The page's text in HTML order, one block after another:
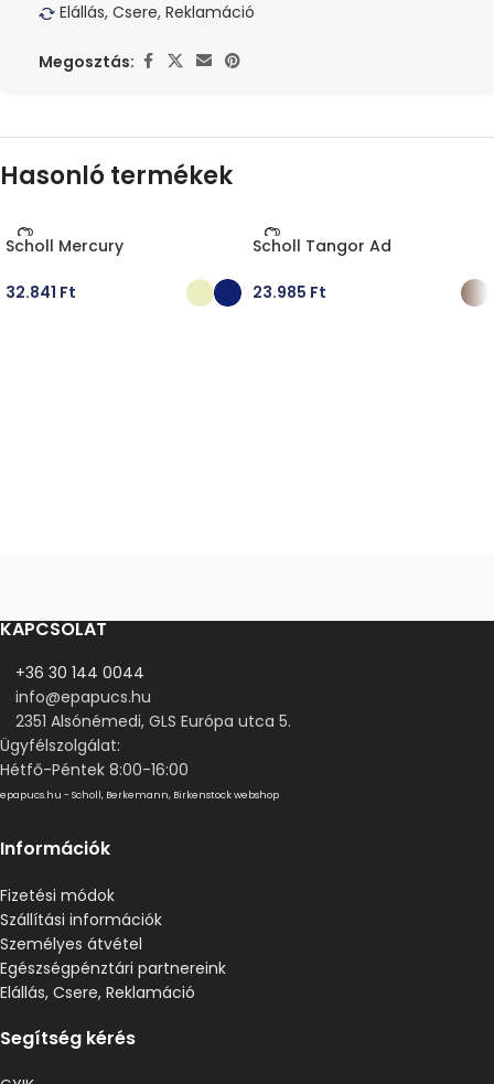
Elállás, Csere, Reklamáció
Megosztás:
Hasonló termékek
Scholl Mercury
32.841 Ft
Scholl Tangor Ad
23.985 Ft
KAPCSOLAT
+36 30 144 0044
info@epapucs.hu
2351 Alsónémedi, GLS Európa utca 5.
Ügyfélszolgálat:
Hétfő-Péntek 8:00-16:00
epapucs.hu - Scholl, Berkemann, Birkenstock webshop
Információk
Fizetési módok
Szállítási információk
Személyes átvétel
Egészségpénztári partnereink
Elállás, Csere, Reklamáció
Segítség kérés